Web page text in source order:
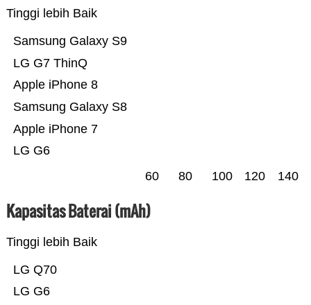
Tinggi lebih Baik
LG G6
Apple iPhone 7
Samsung Galaxy S8
Apple iPhone 8
LG G7 ThinQ
Samsung Galaxy S9
60 80 100 120 140
Kapasitas Baterai (mAh)
Tinggi lebih Baik
LG G6
LG Q70